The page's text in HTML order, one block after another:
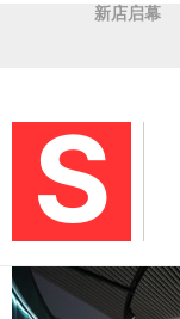
新店启幕
S